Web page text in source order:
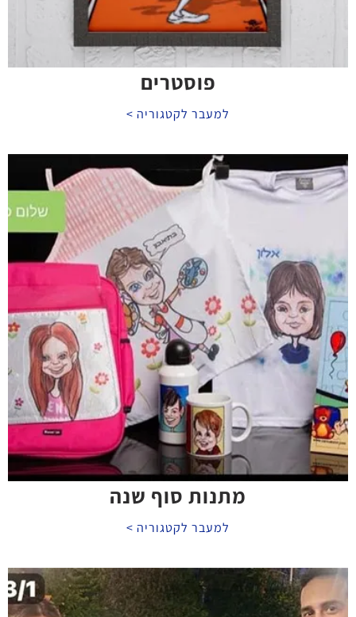
פוסטרים
למעבר לקטגוריה >
מתנות סוף שנה
למעבר לקטגוריה >